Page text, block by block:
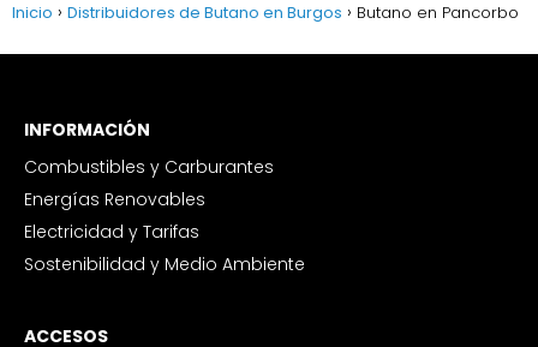
Inicio Distribuidores de Butano en Burgos Butano en Pancorbo
INFORMACIÓN
Combustibles y Carburantes
Energías Renovables
Electricidad y Tarifas
Sostenibilidad y Medio Ambiente
ACCESOS